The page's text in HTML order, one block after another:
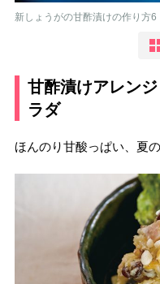
新しょうがの甘酢漬けの作り方6
甘酢漬けアレン
ラダ
ほんのり甘酸っぱい、夏